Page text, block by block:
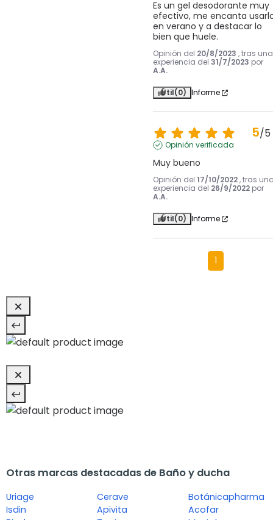
Es un gel desodorante muy
efectivo, me encanta
en verano y a destacar lo
bien que huele.
Opinión del 20/8/2023 , tras una
experiencia del 31/7/2023 por
A.A.
Útil(0) Informe
5/5
Opinión verificada
Muy bueno
Opinión del 17/10/2022 , tras
experiencia del 26/9/2022 por
A.A.
Útil(0) Informe
1
Otras marcas destacadas de Baño y ducha
Uriage
Isdin
Cerave
Apivita
Botánicapharma
Acofar